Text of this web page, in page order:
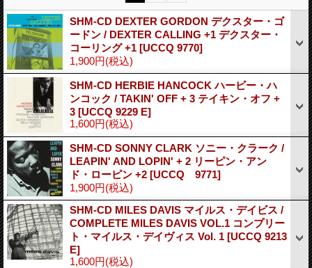
SHM-CD DEXTER GORDON デクスター・ゴ
ードン / DEXTER CALLING +1 デクスター・
コーリング +1 [UCCQ 9770]
1,900円(税込)
SHM-CD HERBIE HANCOCK ハービー・ハ
ンコック / TAKIN' OFF + 3 テイキン・オフ +
3 [UCCQ 9229 E]
1,600円(税込)
SHM-CD SONNY CLARK ソニー・クラーク /
LEAPIN' AND LOPIN' + 2 リーピン・アン
ド・ローピン +2 [UCCQ 9771]
1,900円(税込)
SHM-CD MILES DAVIS マイルス・デイビス /
COMPLETE MILES DAVIS VOL.1 コンプリー
ト・マイルス・デイヴィス Vol. 1 [UCCQ 9213
E]
1,600円(税込)